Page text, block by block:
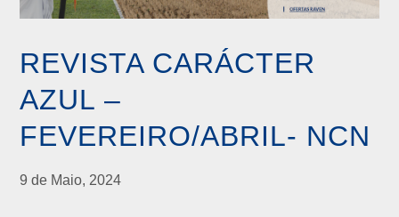
REVISTA CARÁCTER
AZUL –
FEVEREIRO/ABRIL- NCN
9 de Maio, 2024